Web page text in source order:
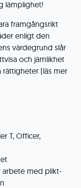
lämplighet!
framgångsrikt
enligt den
värdegrund slår
och jämlikhet
(läs mer
T, Officer,
arbete med plikt-